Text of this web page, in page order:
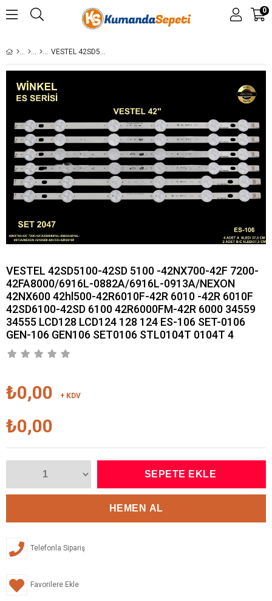
0
VESTEL 42SD5100-42SD 5100 -42NX700-42F 7200-42FA8000/6916L-0882A/6916L-0913A/NEXON 42NX600 42HL500-42R6010F-42R 6010 -42R 6010F 42SD6100-42SD 6100 42R6000FM-42R 6000 34559 34555 LCD128 LCD124 128 124 ES-106 SET-0106 GEN-106 GEN106 SET0106 STL0104T 0104T 4
VESTEL 42SD5100-42SD 5100 -42NX700-42F 7200-
42FA8000/6916L-0882A/6916L-0913A/NEXON
42NX600 42hl500-42R6010F-42R 6010 -42R 6010F
42SD6100-42SD 6100 42R6000FM-42R 6000 34559
34555 LCD128 LCD124 128 124 ES-106 SET-0106
GEN-106 GEN106 SET0106 STL0104T 0104T 4
₺0,00 + KDV
₺0,00
Telefonla Sipariş
Favorilere Ekle